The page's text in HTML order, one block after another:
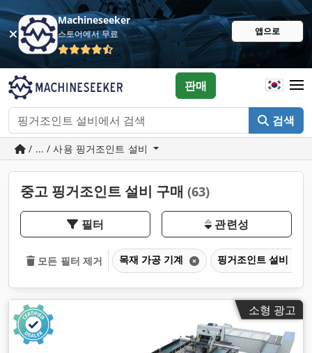
Machineseeker
스토어에서 무료 앱으로
검색
판매
/ ... / 사용 핑거조인트 설비
중고 핑거조인트 설비 구매 (63)
필터 관련성
모든 필터 제거 목재 가공 기계 핑거조인트 설비
소형 광고